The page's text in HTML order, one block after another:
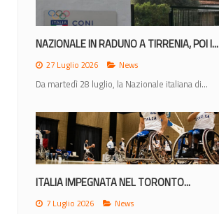
NAZIONALE IN RADUNO A TIRRENIA, POI I...
27 Luglio 2026 News
Da martedì 28 luglio, la Nazionale italiana di...
ITALIA IMPEGNATA NEL TORONTO...
7 Luglio 2026 News